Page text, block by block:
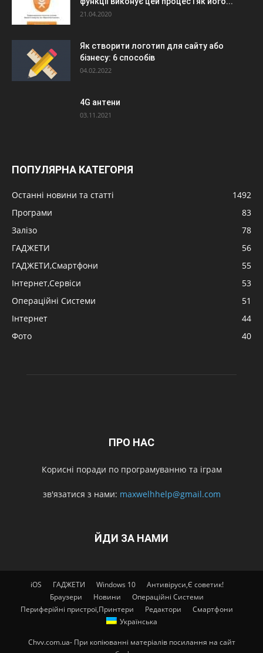
21.04.2020
Як створити логотип для сайту або
бізнесу: 6 способів
04.02.2022
4G антени
03.11.2021
ПОПУЛЯРНА КАТЕГОРІЯ
Останні новини та статті
1492
Програми
83
Залізо
78
ГАДЖЕТИ
56
ГАДЖЕТИ,Смартфони
55
Інтернет,Сервіси
53
Операційні Системи
51
Інтернет
44
Фото
40
ПРО НАС
Корисні поради по програмуванню та іграм
зв'язатися з нами: maxwelhhelp@gmail.com
ЙДИ ЗА НАМИ
iOS ГАДЖЕТИ Windows 10
Антивіруси,Є советик!
Браузери
Новини
Операційні Системи
Периферійні пристрої,Принтери
Редактори
Смартфони
Українська
Chvv.com.ua- При копіюванні матеріалів посилання на сайт